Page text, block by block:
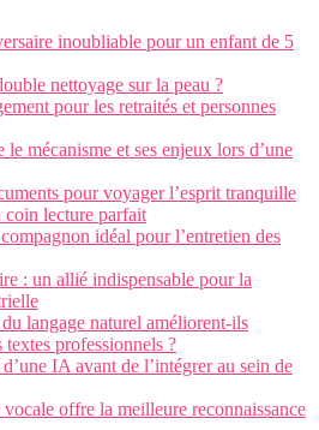
inoubliable pour un enfant de 5
nettoyage sur la peau ?
pour les retraités et personnes
mécanisme et ses enjeux lors d’une
pour voyager l’esprit tranquille
coin lecture parfait
idéal pour l’entretien des
: un allié indispensable pour la
langage naturel améliorent-ils
textes professionnels ?
IA avant de l’intégrer au sein de
offre la meilleure reconnaissance